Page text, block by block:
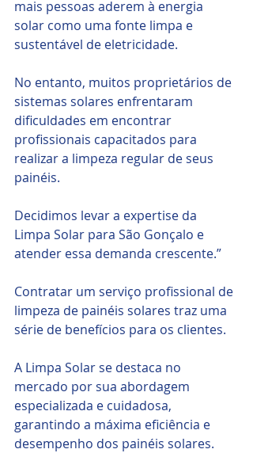
mais pessoas aderem à energia
solar como uma fonte limpa e
sustentável de eletricidade.
No entanto, muitos proprietários de
sistemas solares enfrentaram
dificuldades em encontrar
profissionais capacitados para
realizar a limpeza regular de seus
painéis.
Decidimos levar a expertise da
Limpa Solar para São Gonçalo e
atender essa demanda crescente.”
Contratar um serviço profissional de
limpeza de painéis solares traz uma
série de benefícios para os clientes.
A Limpa Solar se destaca no
mercado por sua abordagem
especializada e cuidadosa,
garantindo a máxima eficiência e
desempenho dos painéis solares.